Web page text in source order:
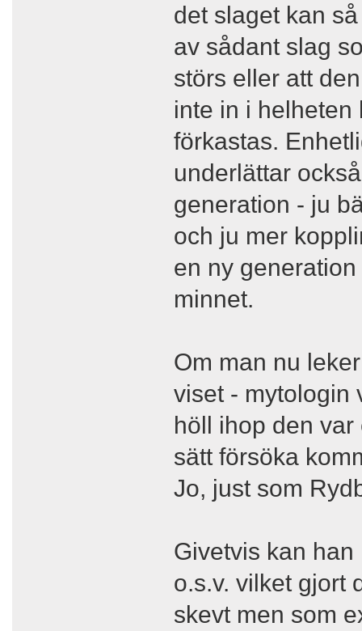
det slaget kan
av sådant slag
störs eller att
inte in i helheten
förkastas.
underlättar
generation - ju
och ju mer
en ny
minnet.
Om man nu
viset - mytologin
höll ihop den
sätt försöka
Jo, just som
Givetvis kan
o.s.v. vilket gjort
skevt men som